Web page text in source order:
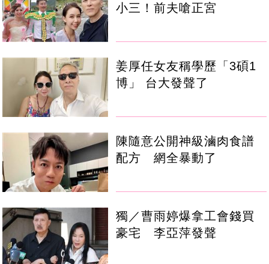
小三！前夫嗆正宮
姜厚任女友稱學歷「3碩1
博」 台大發聲了
陳隨意公開神級滷肉食譜
配方 網全暴動了
獨／曹雨婷爆拿工會錢買
豪宅 李亞萍發聲